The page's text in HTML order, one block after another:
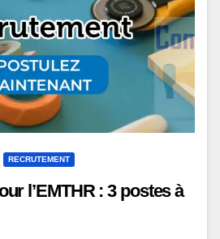
RECRUTEMENT
l’EMTHR : 3 postes à